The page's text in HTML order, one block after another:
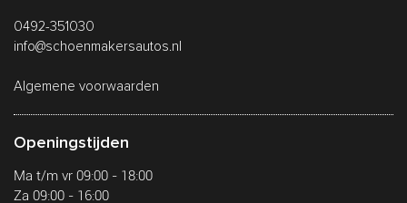
0492-351030
info@schoenmakersautos.nl
Algemene voorwaarden
Openingstijden
Ma t/m vr 09:00 - 18:00
Za 09:00 - 16:00